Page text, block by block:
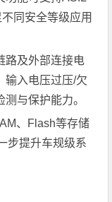
同安全等级应用
路及外部连接电
输入电压过压/欠
与保护能力。
、Flash等存储
步提升车规级系